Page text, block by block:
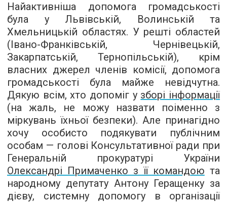
Найактивніша допомога громадськості
була у Львівській, Волинській та
Хмельницькій областях. У решті областей
(Івано-Франківській, Чернівецькій,
Закарпатській, Тернопільській), крім
власних джерел членів комісії, допомога
громадськості була майже невідчутна.
Дякую всім, хто допоміг у зборі інформації
(на жаль, не можу назвати поіменно з
міркувань їхньої безпеки). Але принагідно
хочу особисто подякувати публічним
особам — голові Консультативної ради при
Генеральній прокуратурі України
Олександрі Примаченко з її командою та
народному депутату Антону Геращенку за
дієву, системну допомогу в організації